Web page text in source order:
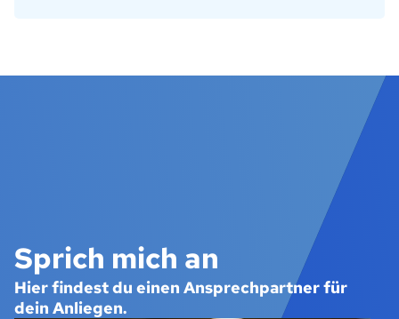
Sprich mich an
Hier findest du einen Ansprechpartner für
dein Anliegen.